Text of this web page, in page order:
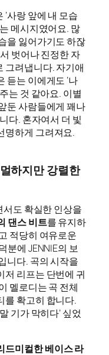
사랑 앞에 내 모습
메시지였어요. 많
을 잃어가기도 하잖
벗어나 진정한 자
그려냅니다. 자기애
듣는 이에게도 ‘나
는 것 같아요. 이별
둔 사람들에게 꽤나
다. 혼자여서 더 빛
명하게 그려져요.
하지만 강렬한
서도 확실한 인상을
댄스 비트를 유지하
적당히 여유로운
분에 JENNIE의 보
니다. 곡의 시작을
저 리프는 단번에 귀
멜로디는 곡 전체
를 확고히 합니다.
기가 막히다’ 싶었
드미컬한 베이스 라